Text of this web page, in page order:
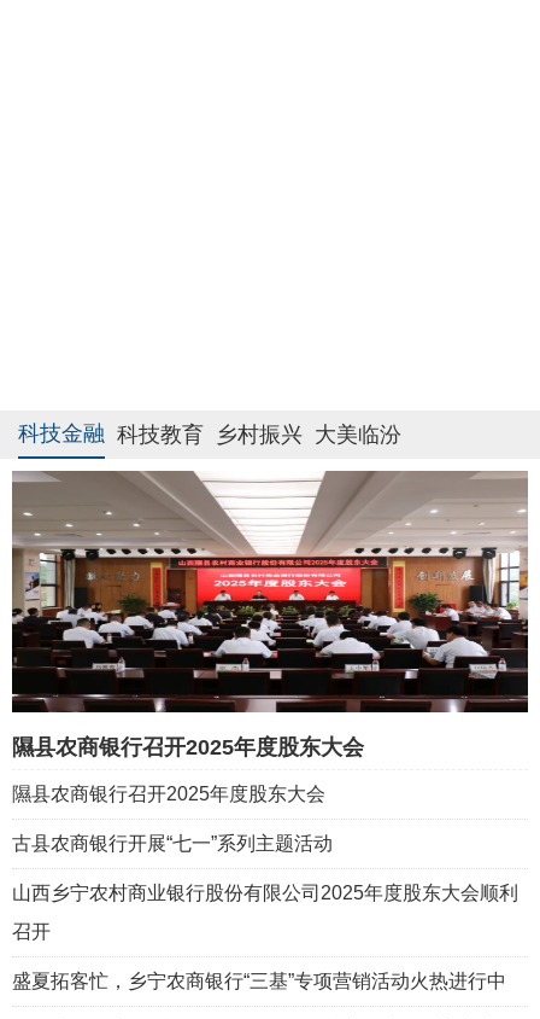
科技金融 科技教育 乡村振兴 大美临汾
隰县农商银行召开2025年度股东大会
隰县农商银行召开2025年度股东大会
古县农商银行开展“七一”系列主题活动
山西乡宁农村商业银行股份有限公司2025年度股东大会顺利
召开
盛夏拓客忙，乡宁农商银行“三基”专项营销活动火热进行中